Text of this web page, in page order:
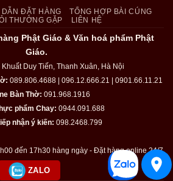
ZALO
Delivery
DẪN ĐẶT HÀNG
TỔNG HỢP BÀI CÚNG
THƯỜNG GẶP
LIÊN HỆ
Phật Giáo & Văn hoá phẩm Phật
Giáo.
Khuất Duy Tiến, Thanh Xuân, Hà Nội
089.806.4688 | 096.12.666.21 | 0901.66.11.21
Bàn Thờ: 091.968.1916
phẩm Chay: 0944.091.688
nhận ý kiến: 098.2468.799
đến 17h30 hàng ngày - Đặt hàng online 24/7